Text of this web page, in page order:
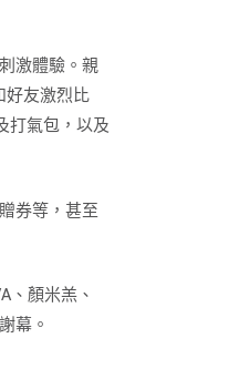
激體驗。親
好友激烈比
打氣包，以及
券等，甚至
、顏米羔、
幕。